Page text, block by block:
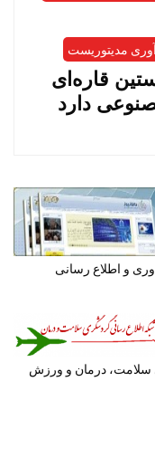
مدیتوریست
قاره‌‌ای
دارد
و اطلاع رسانی
سلامت، درمان و ورزش